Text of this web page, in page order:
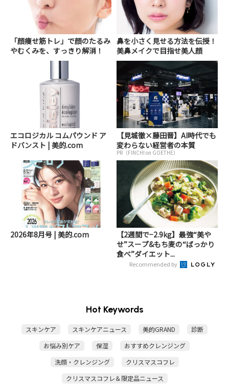
「顔痩せ筋トレ」で顔のたるみ
やむくみを、すっきり解消！
鼻を小さく見せる方法を伝授！
美鼻メイクで目指せ美人顔
エコロジカル コムパウンド ア
ドバンスト | 美的.com
【見城徹×藤田晋】AI時代でも
変わらない経営者の本質
PR（FINCHI on GOETHE）
2026年8月号 | 美的.com
【2週間で−2.9kg】最強“美や
せ”スープ&もち麦の“ばっかり
食べ”ダイエット...
Recommended by
Hot Keywords
スキンケア スキンケアニュース 美的GRAND
診断
お悩み別ケア
保湿
おすすめクレンジング
洗顔・クレンジング
クリスマスコフレ
クリスマスコフレ＆限定品ニュース